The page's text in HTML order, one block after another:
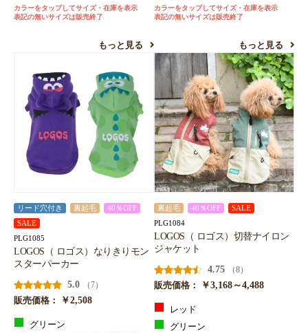
カラーをタップしてサイズ・在庫を表示
表記の無いサイズは販売終了
もっと見る
カラーをタップしてサイズ・在庫を表示
表記の無いサイズは販売終了
もっと見る
リード穴付き 裏起毛
40％OFF
SALE
PLG1085
LOGOS（ ロゴス）なりきりモン
スターパーカー
5.0
（7）
販売価格：
￥2,508
グリーン
裏起毛 40％OFF SALE
PLG1084
LOGOS（ ロゴス）切替ナイロン
ジャケット
4.75
（8）
販売価格：
￥3,168～4,488
レッド
グリーン